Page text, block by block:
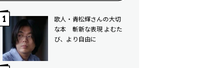
歌人・青松輝さんの大切
な本 斬新な表現 よむた
び、より自由に